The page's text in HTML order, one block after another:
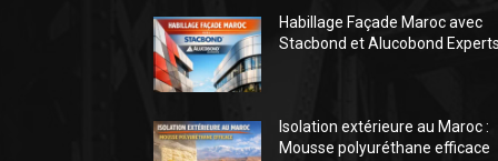
Habillage Façade Maroc avec
Stacbond et Alucobond
Isolation extérieure au Maroc :
Mousse polyuréthane efficace